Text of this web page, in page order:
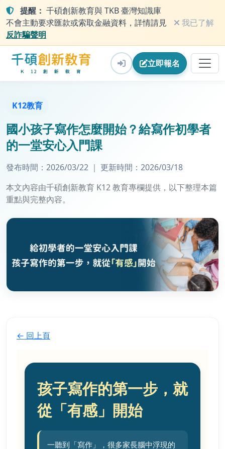
提醒： 千碩創新教育與 TKB 臺灣知識庫
不會主動要求匯款或索取金融資料，詳情請見
反詐騙聲明
我已了解
立即報名
K12教育
國小孩子寫作怎麼開始？給寫作初學者
的一堂安心入門課
發布時間： 2026/03/22 ｜ 更新時間： 2026/03/18
本文內容由千碩創新教育 K12 教育專欄提供，以下整理本篇
重點與完整內容。
← 回上頁
孩子寫作的第一步，就
從「有感」開始
一聽到「寫作」，很多家長腦中浮現的